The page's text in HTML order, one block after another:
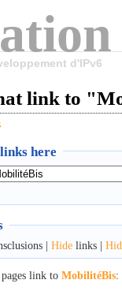
d'IPv6
link to
here
| Hidelinks |
link to MobilitéBis: